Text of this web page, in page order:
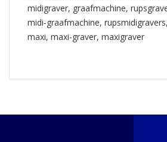
midigraver, graafmachine,
midi-graafmachine,
maxi, maxi-graver, maxigraver